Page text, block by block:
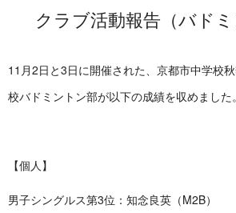
クラブ活動報告（バドミ
11月2日と3日に開催された、京都市中学校
校バドミントン部が以下の成績を収めました。
【個人】
男子シングルス第3位：知念良英（M2B）